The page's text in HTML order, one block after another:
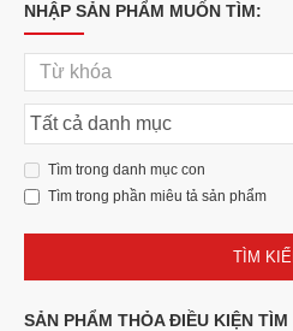
NHẬP SẢN PHẨM MUỐN TÌM:
Tìm trong danh mục con
Tìm trong phần miêu tả sản phẩm
TÌM
SẢN PHẨM THỎA ĐIỀU KIỆN TÌM